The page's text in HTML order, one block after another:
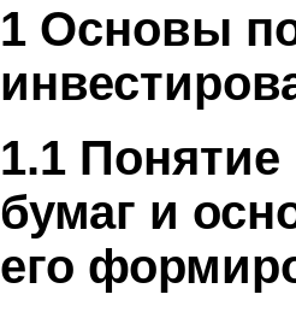
1 Основы
1.1
бумаг и
его